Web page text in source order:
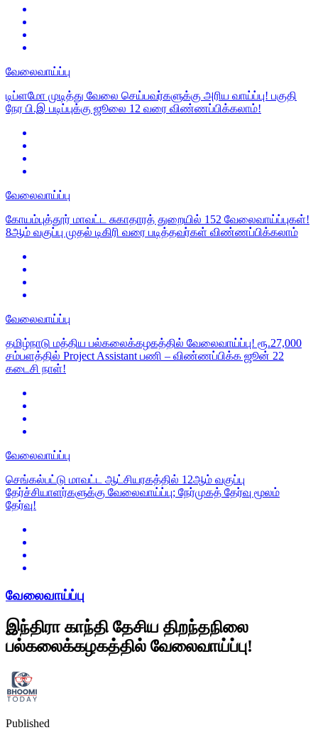
வேலைவாய்ப்பு
டிப்ளமோ முடித்து வேலை செய்பவர்களுக்கு அரிய வாய்ப்பு! பகுதி
நேர பி.இ படிப்புக்கு ஜூலை 12 வரை விண்ணப்பிக்கலாம்!
வேலைவாய்ப்பு
கோயம்புத்தூர் மாவட்ட சுகாதாரத் துறையில் 152 வேலைவாய்ப்புகள்!
8ஆம் வகுப்பு முதல் டிகிரி வரை படித்தவர்கள் விண்ணப்பிக்கலாம்
வேலைவாய்ப்பு
தமிழ்நாடு மத்திய பல்கலைக்கழகத்தில் வேலைவாய்ப்பு! ரூ.27,000
சம்பளத்தில் Project Assistant பணி – விண்ணப்பிக்க ஜூன் 22
கடைசி நாள்!
வேலைவாய்ப்பு
செங்கல்பட்டு மாவட்ட ஆட்சியரகத்தில் 12ஆம் வகுப்பு
தேர்ச்சியாளர்களுக்கு வேலைவாய்ப்பு; நேர்முகத் தேர்வு மூலம்
தேர்வு!
வேலைவாய்ப்பு
இந்திரா காந்தி தேசிய திறந்தநிலை
பல்கலைக்கழகத்தில் வேலைவாய்ப்பு!
Published